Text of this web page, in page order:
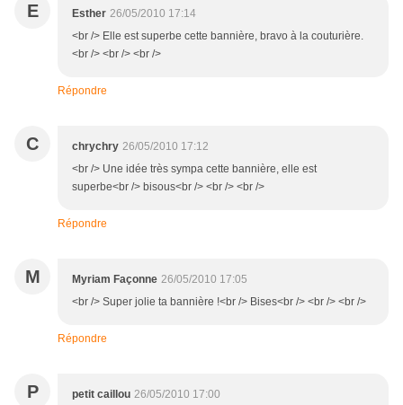
E Esther 26/05/2010 17:14
<br /> Elle est superbe cette bannière, bravo à la couturière.
<br /> <br /> <br />
Répondre
C chrychry 26/05/2010 17:12
<br /> Une idée très sympa cette bannière, elle est
superbe<br /> bisous<br /> <br /> <br />
Répondre
M Myriam Façonne 26/05/2010 17:05
<br /> Super jolie ta bannière !<br /> Bises<br /> <br /> <br />
Répondre
P petit caillou 26/05/2010 17:00